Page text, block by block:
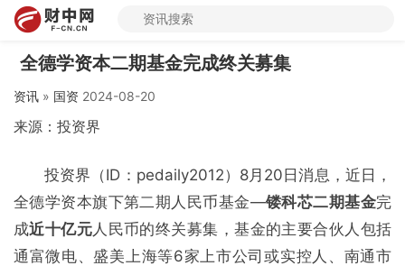
全德学资本二期基金完成终关募集
资讯 » 国资 2024-08-20
来源：投资界
投资界（ID：pedaily2012）8月20日消息，近日，
全德学资本旗下第二期人民币基金—镂科芯二期基金完
成近十亿元人民币的终关募集，基金的主要合伙人包括
通富微电、盛美上海等6家上市公司或实控人、南通市